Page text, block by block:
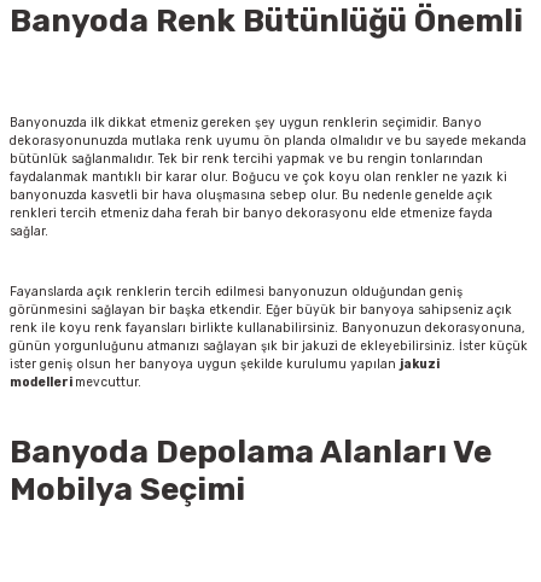
Banyoda Renk Bütünlüğü Önemli
Banyonuzda ilk dikkat etmeniz gereken şey uygun renklerin seçimidir. Banyo
dekorasyonunuzda mutlaka renk uyumu ön planda olmalıdır ve bu sayede mekanda
bütünlük sağlanmalıdır. Tek bir renk tercihi yapmak ve bu rengin tonlarından
faydalanmak mantıklı bir karar olur. Boğucu ve çok koyu olan renkler ne yazık ki
banyonuzda kasvetli bir hava oluşmasına sebep olur. Bu nedenle genelde açık
renkleri tercih etmeniz daha ferah bir banyo dekorasyonu elde etmenize fayda
sağlar.
Fayanslarda açık renklerin tercih edilmesi banyonuzun olduğundan geniş
görünmesini sağlayan bir başka etkendir. Eğer büyük bir banyoya sahipseniz açık
renk ile koyu renk fayansları birlikte kullanabilirsiniz. Banyonuzun dekorasyonuna,
günün yorgunluğunu atmanızı sağlayan şık bir jakuzi de ekleyebilirsiniz. İster küçük
ister geniş olsun her banyoya uygun şekilde kurulumu yapılan jakuzi
modelleri mevcuttur.
Banyoda Depolama Alanları Ve
Mobilya Seçimi